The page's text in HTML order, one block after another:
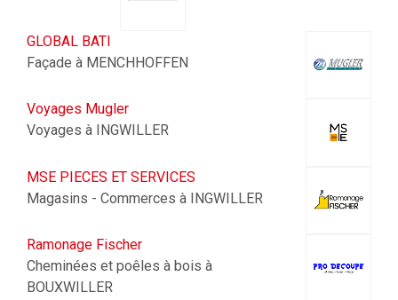
GLOBAL BATI
Façade à MENCHHOFFEN
Voyages Mugler
Voyages à INGWILLER
MSE PIECES ET SERVICES
Magasins - Commerces à INGWILLER
Ramonage Fischer
Cheminées et poêles à bois à
BOUXWILLER